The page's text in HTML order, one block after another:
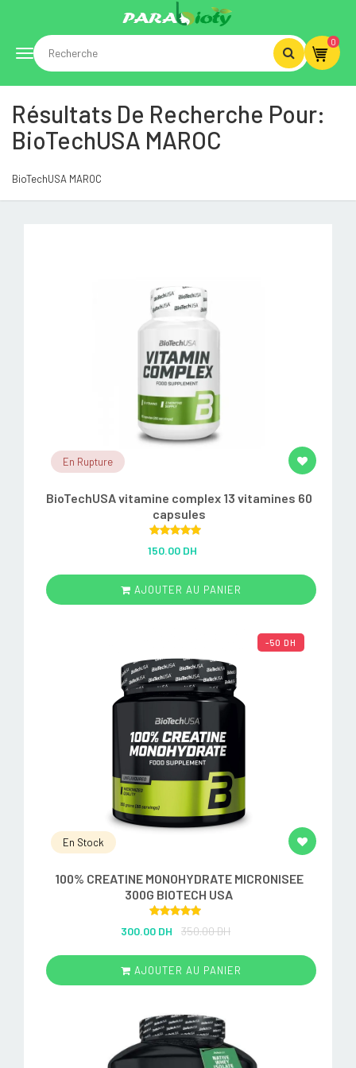
Toggle
navigation
0
Résultats De Recherche Pour:
BioTechUSA MAROC
BioTechUSA MAROC
En Rupture
BioTechUSA vitamine complex 13 vitamines 60
capsules
out of 5
150.00 DH
AJOUTER AU PANIER
-50 DH
En Stock
100% CREATINE MONOHYDRATE MICRONISEE
300G BIOTECH USA
out of 5
300.00 DH 350.00 DH
AJOUTER AU PANIER